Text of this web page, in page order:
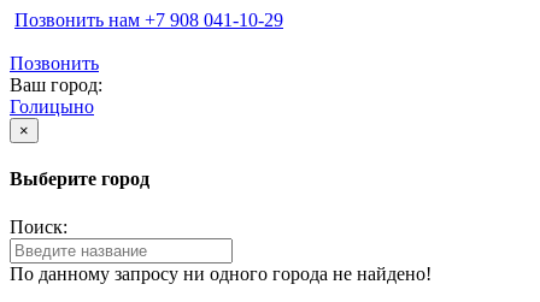
Позвонить нам ‪+7 908 041-10-29
Позвонить
Ваш город:
Голицыно
×
Выберите город
Поиск:
По данному запросу ни одного города не найдено!